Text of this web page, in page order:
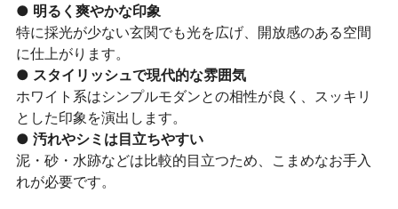
● 明るく爽やかな印象
特に採光が少ない玄関でも光を広げ、開放感のある空間
に仕上がります。
● スタイリッシュで現代的な雰囲気
ホワイト系はシンプルモダンとの相性が良く、スッキリ
とした印象を演出します。
● 汚れやシミは目立ちやすい
泥・砂・水跡などは比較的目立つため、こまめなお手入
れが必要です。